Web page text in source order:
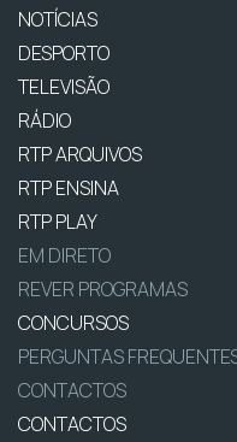
NOTÍCIAS
DESPORTO
TELEVISÃO
RÁDIO
RTP ARQUIVOS
RTP ENSINA
RTP PLAY
EM DIRETO
REVER PROGRAMAS
CONCURSOS
PERGUNTAS
CONTACTOS
CONTACTOS